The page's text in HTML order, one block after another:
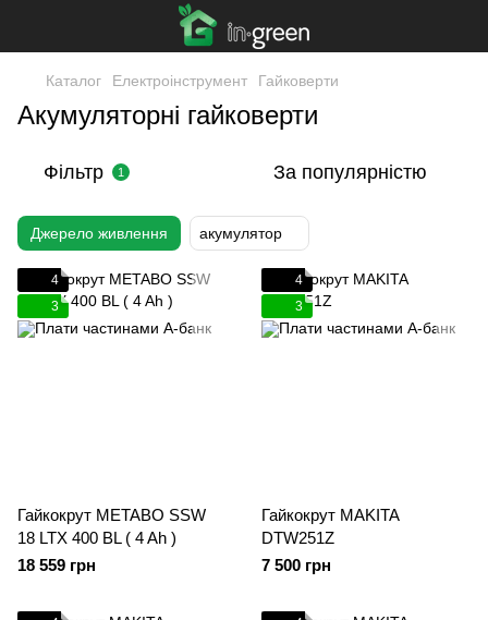
Каталог Електроінструмент Гайковерти
Акумуляторні гайковерти
Фільтр 1 За популярністю
Джерело живлення акумулятор
4
3
Гайкокрут METABO SSW
18 LTX 400 BL ( 4 Ah )
18 559 грн
4
3
Гайкокрут MAKITA
DTW251Z
7 500 грн